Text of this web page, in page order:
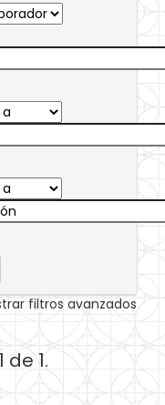
filtros avanzados
de 1.